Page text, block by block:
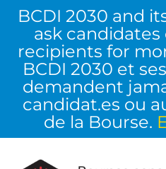
BCDI 2030 and
ask
recipients for
BCDI 2030 et
demandent
candidat.es ou
de la Bourse.